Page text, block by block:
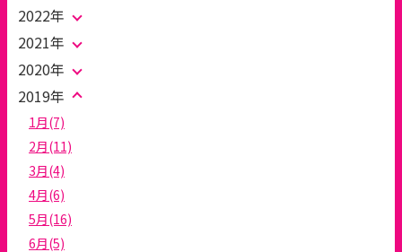
2022年
2021年
2020年
2019年
1月(7)
2月(11)
3月(4)
4月(6)
5月(16)
6月(5)